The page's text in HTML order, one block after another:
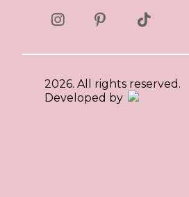
2026. All rights reserved.
Developed by